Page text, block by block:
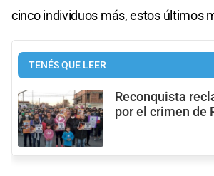
cinco individuos más, estos últimos
TENÉS QUE LEER
Reconquista
por el crimen de